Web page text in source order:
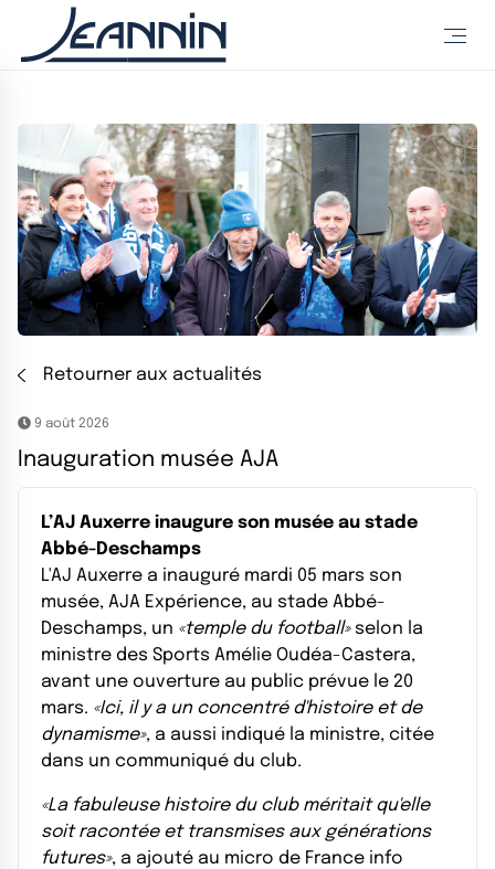
Retourner aux actualités
9 août 2026
Inauguration musée AJA
L’AJ Auxerre inaugure son musée au stade
Abbé-Deschamps
L'AJ Auxerre a inauguré mardi 05 mars son
musée, AJA Expérience, au stade Abbé-
Deschamps, un «temple du football»selon la
ministre des Sports Amélie Oudéa-Castera,
avant une ouverture au public prévue le 20
mars. «Ici, il y a un concentré d'histoire et de
dynamisme», a aussi indiqué la ministre, citée
dans un communiqué du club.
«La fabuleuse histoire du club méritait qu'elle
soit racontée et transmises aux générations
futures», a ajouté au micro de France info